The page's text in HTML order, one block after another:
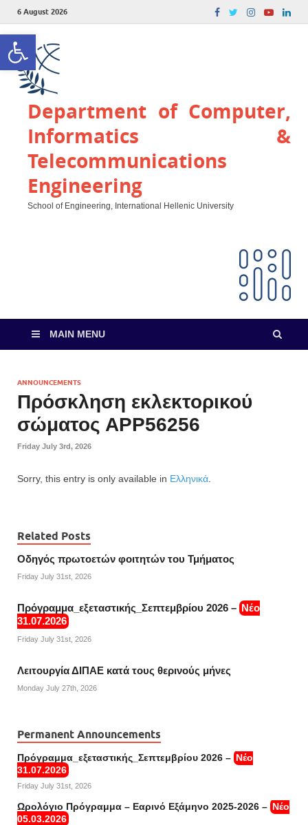
Open toolbar
6 August 2026
Department of Computer,
Informatics &
Telecommunications
Engineering
School of Engineering, International Hellenic University
MAIN MENU
ANNOUNCEMENTS
Πρόσκληση εκλεκτορικού
σώματος ΑΡΡ56256
Friday July 3rd, 2026
Sorry, this entry is only available in Ελληνικά
Related Posts
Οδηγός πρωτοετών φοιτητών του Τμήματος
Friday July 31st, 2026
Πρόγραμμα_εξεταστικής_Σεπτεμβρίου 2026 – Νέο
31.07.2026
Friday July 31st, 2026
Λειτουργία ΔΙΠΑΕ κατά τους θερινούς μήνες
Monday July 27th, 2026
Permanent Announcements
Πρόγραμμα_εξεταστικής_Σεπτεμβρίου 2026 – Νέο
31.07.2026
Friday July 31st, 2026
Ωρολόγιο Πρόγραμμα – Εαρινό Εξάμηνο 2025-2026 – Νέο
05.03.2026